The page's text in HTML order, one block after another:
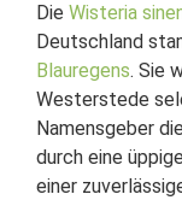
Die Wisteria
Deutschland
Blauregens. Sie
Westerstede
Namensgeber
durch eine
einer